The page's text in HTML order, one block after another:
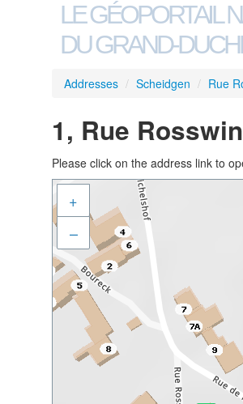
LE GÉOPORTAIL
DU GRAND-
Addresses / Scheidgen / Rue
1, Rue
Please click on the address link to
+
–